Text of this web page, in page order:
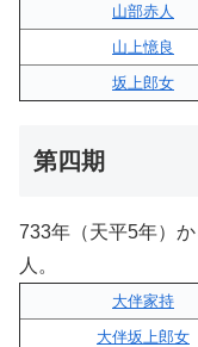
山部赤人
山上憶良
坂上郎女
第四期
733年（天平5年）
人。
大伴家持
大伴坂上郎女